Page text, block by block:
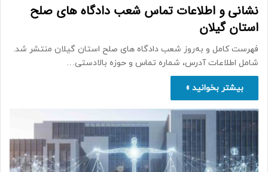
نشانی و اطلاعات تماس شعب دادگاه های صلح
استان گیلان
فهرست کامل و به‌روز شعب دادگاه های صلح استان گیلان منتشر شد.
شامل اطلاعات آدرس، شماره تماس و حوزه بالادستی…
بیشتر بخوانید »